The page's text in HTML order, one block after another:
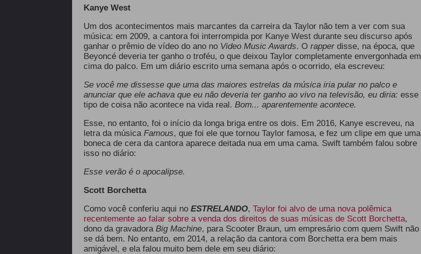
Kanye West
Um dos acontecimentos mais marcantes da carreira da Taylor não tem a ver com sua
música: em 2009, a cantora foi interrompida por Kanye West durante seu discurso após
ganhar o prêmio de vídeo do ano no Video Music Awards. O rapper disse, na época, que
Beyoncé deveria ter ganho o troféu, o que deixou Taylor completamente envergonhada em
cima do palco. Em um diário escrito uma semana após o ocorrido, ela escreveu:
Se você me dissesse que uma das maiores estrelas da música iria pular no palco e
anunciar que ele achava que eu não deveria ter ganho ao vivo na televisão, eu diria: esse
tipo de coisa não acontece na vida real. Bom... aparentemente acontece.
Esse, no entanto, foi o início da longa briga entre os dois. Em 2016, Kanye escreveu, na
letra da músicaFamous, que foi ele que tornou Taylor famosa, e fez um clipe em que uma
boneca de cera da cantora aparece deitada nua em uma cama. Swift também falou sobre
isso no diário:
Esse verão é o apocalipse.
Scott Borchetta
Como você conferiu aqui no ESTRELANDO, Taylor foi alvo de uma nova polêmica
recentemente ao falar sobre a venda dos direitos de suas músicas de Scott Borchetta,
dono da gravadora Big Machine, para Scooter Braun, um empresário com quem Swift não
se dá bem. No entanto, em 2014, a relação da cantora com Borchetta era bem mais
amigável, e ela falou muito bem dele em seu diário: